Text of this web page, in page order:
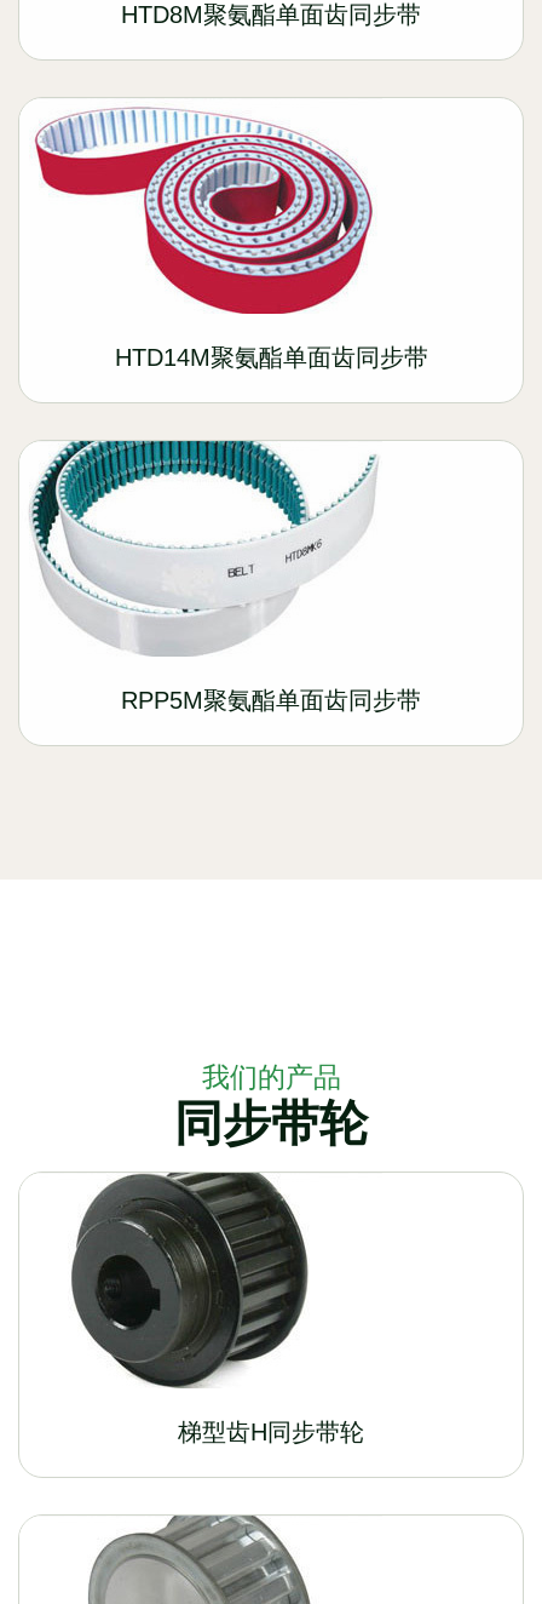
HTD8M聚氨酯单面齿同步带
HTD14M聚氨酯单面齿同步带
RPP5M聚氨酯单面齿同步带
我们的产品
同步带轮
梯型齿H同步带轮